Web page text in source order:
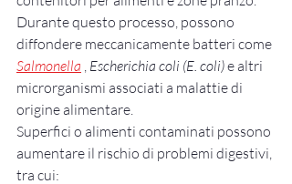
Durante questo processo, possono
diffondere meccanicamente batteri come
Salmonella Escherichia coli (E. coli) e altri
microrganismi associati a malattie di
origine alimentare.
Superfici o alimenti contaminati possono
aumentare il rischio di problemi digestivi,
tra cui: